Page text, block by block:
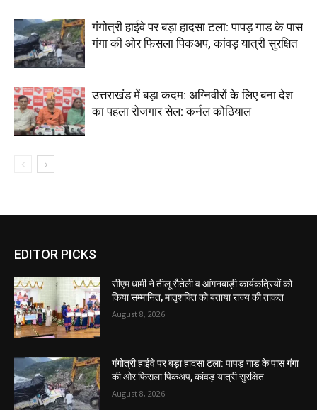
गंगोत्री हाईवे पर बड़ा हादसा टला: पापड़ गाड के पास
गंगा की ओर फिसला पिकअप, कांवड़ यात्री सुरक्षित
उत्तराखंड में बड़ा कदम: अग्निवीरों के लिए बना देश
का पहला रोजगार सेल: कर्नल कोठियाल
EDITOR PICKS
सीएम धामी ने तीलू रौतेली व आंगनबाड़ी कार्यकत्रियों को
किया सम्मानित, मातृशक्ति को बताया राज्य की ताकत
August 8, 2026
गंगोत्री हाईवे पर बड़ा हादसा टला: पापड़ गाड के पास गंगा
की ओर फिसला पिकअप, कांवड़ यात्री सुरक्षित
August 8, 2026